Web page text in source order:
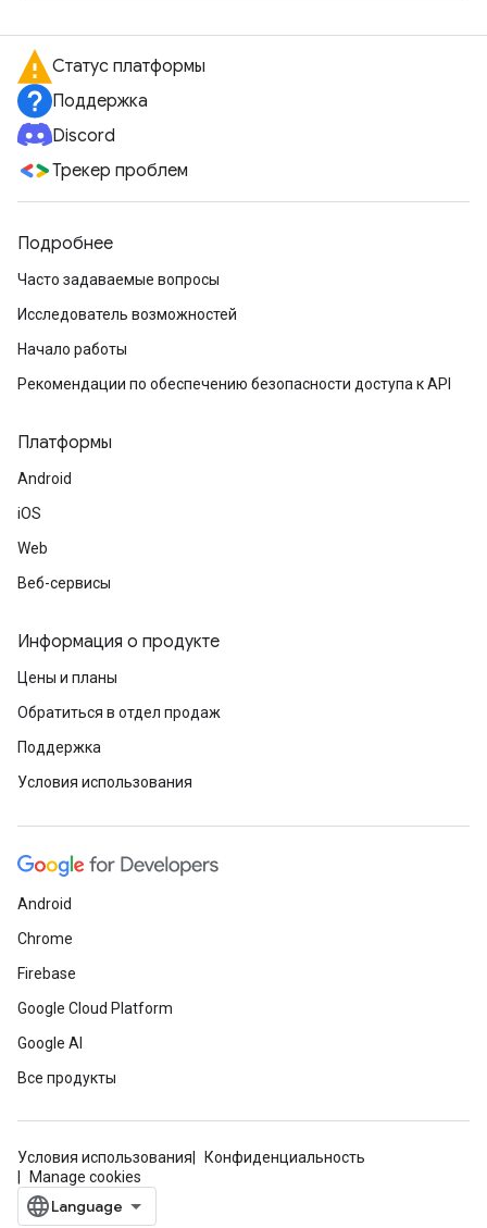
Статус платформы
Поддержка
Discord
Трекер проблем
Подробнее
Часто задаваемые вопросы
Исследователь возможностей
Начало работы
Рекомендации по обеспечению безопасности доступа к API
Платформы
Android
iOS
Web
Веб-сервисы
Информация о продукте
Цены и планы
Обратиться в отдел продаж
Поддержка
Условия использования
Android
Chrome
Firebase
Google Cloud Platform
Google AI
Все продукты
Условия использования
Конфиденциальность
Manage cookies